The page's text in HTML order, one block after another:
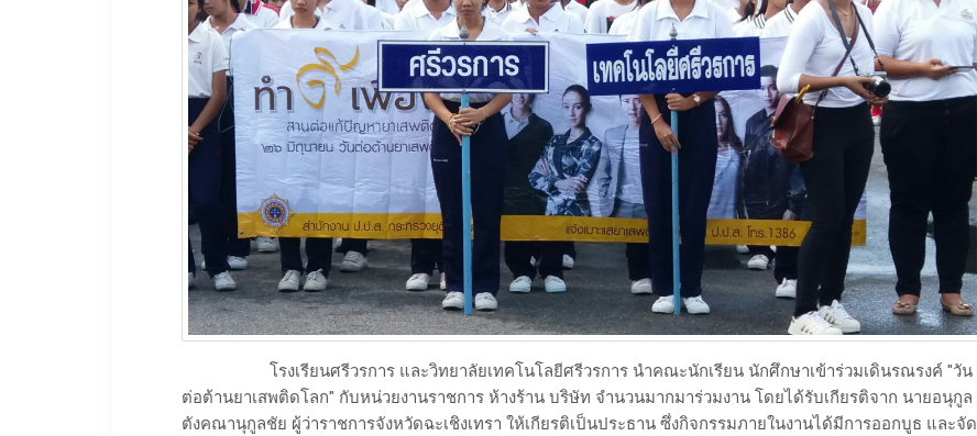
โรงเรียนศรีวรการ และวิทยาลัยเทคโนโลยีศรีวรการ นำคณะนักเรียน นักศึกษาเข้าร่วมเดินรณรงค์ "วัน
ต่อต้านยาเสพติดโลก" กับหน่วยงานราชการ ห้างร้าน บริษัท จำนวนมากมาร่วมงาน โดยได้รับเกียรติจาก นายอนุกูล
ตังคณานุกูลชัย ผู้ว่าราชการจังหวัดฉะเชิงเทรา ให้เกียรติเป็นประธาน ซึ่งกิจกรรมภายในงานได้มีการออกบูธ และจัด